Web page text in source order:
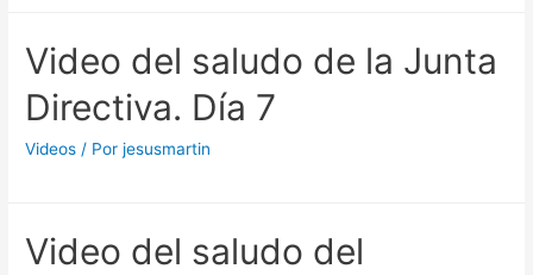
Video del saludo de la Junta
Directiva. Día 7
Videos / Porjesusmartin
Video del saludo del